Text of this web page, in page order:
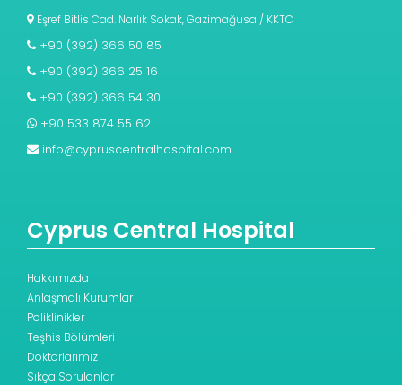
Eşref Bitlis Cad. Narlık Sokak, Gazimağusa / KKTC
+90 (392) 366 50 85
+90 (392) 366 25 16
+90 (392) 366 54 30
+90 533 874 55 62
info@cypruscentralhospital.com
Cyprus Central Hospital
Hakkımızda
Anlaşmalı Kurumlar
Poliklinikler
Teşhis Bölümleri
Doktorlarımız
Sıkça Sorulanlar